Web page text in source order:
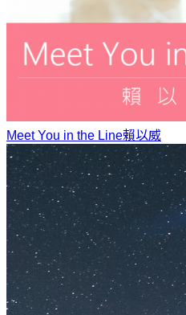
Meet You in the Line賴以威